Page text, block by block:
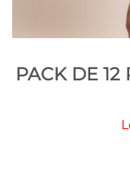
PACK DE 12